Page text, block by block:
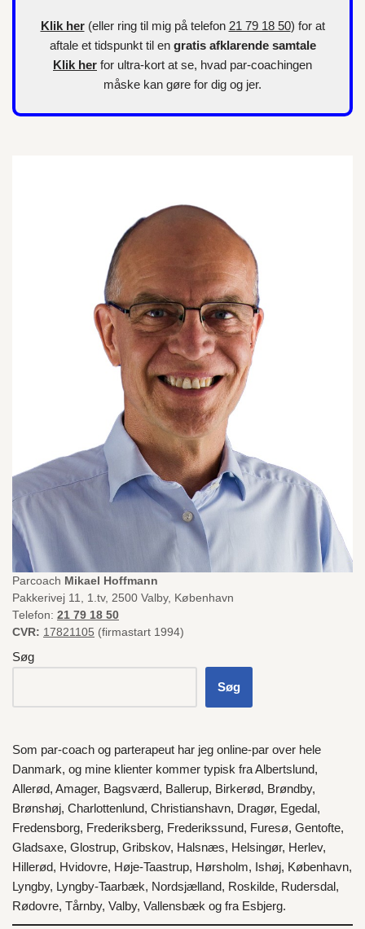
Klik her(eller ring til mig på telefon 21 79 18 50) for at
aftale et tidspunkt til en gratis afklarende samtale
Klik her for ultra-kort at se, hvad par-coachingen
måske kan gøre for dig og jer.
Parcoach Mikael Hoffmann
Pakkerivej 11, 1.tv, 2500 Valby, København
Telefon: 21 79 18 50
CVR: 17821105 (firmastart 1994)
Søg
Søg
Som par-coach og parterapeut har jeg online-par over hele
Danmark, og mine klienter kommer typisk fraAlbertslund,
Allerød, Amager, Bagsværd, Ballerup, Birkerød, Brøndby,
Brønshøj, Charlottenlund, Christianshavn, Dragør, Egedal,
Fredensborg, Frederiksberg, Frederikssund, Furesø, Gentofte,
Gladsaxe, Glostrup, Gribskov, Halsnæs, Helsingør, Herlev,
Hillerød, Hvidovre, Høje-Taastrup, Hørsholm, Ishøj, København,
Lyngby, Lyngby-Taarbæk, Nordsjælland, Roskilde, Rudersdal,
Rødovre, Tårnby, Valby, Vallensbæk og fra Esbjerg.